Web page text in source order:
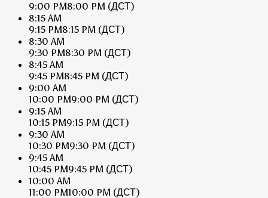
9:00 PM8:00 PM (ДСТ)
8:15 AM
9:15 PM8:15 PM (ДСТ)
8:30 AM
9:30 PM8:30 PM (ДСТ)
8:45 AM
9:45 PM8:45 PM (ДСТ)
9:00 AM
10:00 PM9:00 PM (ДСТ)
9:15 AM
10:15 PM9:15 PM (ДСТ)
9:30 AM
10:30 PM9:30 PM (ДСТ)
9:45 AM
10:45 PM9:45 PM (ДСТ)
10:00 AM
11:00 PM10:00 PM (ДСТ)